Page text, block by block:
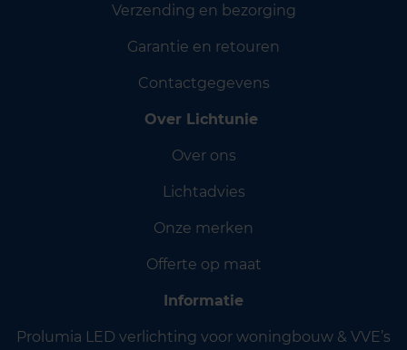
Verzending en bezorging
Garantie en retouren
Contactgegevens
Over Lichtunie
Over ons
Lichtadvies
Onze merken
Offerte op maat
Informatie
Prolumia LED verlichting voor woningbouw & VVE’s